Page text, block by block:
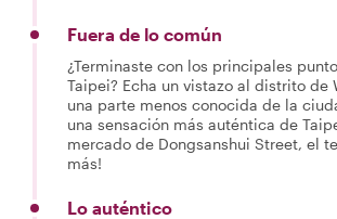
Fuera de lo común
¿Terminaste con los principales
Taipei? Echa un vistazo al distrito de
una parte menos conocida de la
una sensación más auténtica de
mercado de Dongsanshui Street, el
más!
Lo auténtico